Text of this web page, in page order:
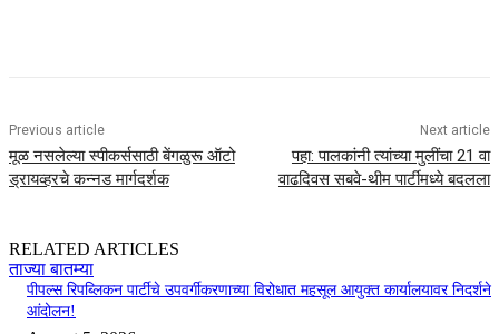
Previous article
मूळ नसलेल्या स्पीकर्ससाठी बेंगळुरू ऑटो
ड्रायव्हरचे कन्नड मार्गदर्शक
Next article
पहा: पालकांनी त्यांच्या मुलींचा 21 वा
वाढदिवस सबवे-थीम पार्टीमध्ये बदलला
RELATED ARTICLES
ताज्या बातम्या
पीपल्स रिपब्लिकन पार्टीचे उपवर्गीकरणाच्या विरोधात महसूल आयुक्त कार्यालयावर निदर्शने
आंदोलन!